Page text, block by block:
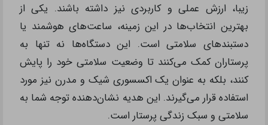
زیبا، ارزش عملی و کاربردی نیز داشته باشند. یکی از
بهترین انتخاب‌ها در این زمینه، ساعت‌های هوشمند یا
دستبندهای سلامتی است. این دستگاه‌ها نه تنها به
پرستاران کمک می‌کنند تا وضعیت سلامتی خود را پایش
کنند، بلکه به عنوان یک اکسسوری شیک و مدرن نیز مورد
استفاده قرار می‌گیرند. این هدیه نشان‌دهنده توجه شما به
سلامتی و سبک زندگی پرستار است.